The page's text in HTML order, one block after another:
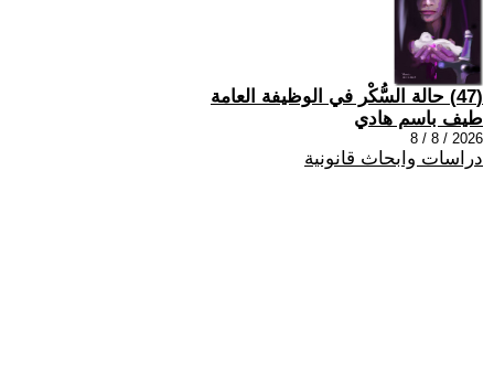
(47) حالة السُّكْر في الوظيفة العامة
طيف باسم هادي
2026 / 8 / 8
دراسات وابحاث قانونية